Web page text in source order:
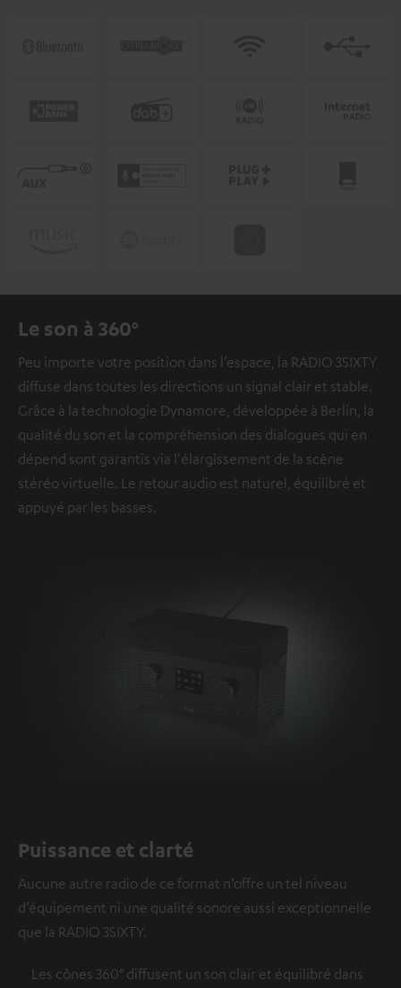
Le son à 360°
Peu importe votre position dans l’espace, la RADIO 3SIXTY
diffuse dans toutes les directions un signal clair et stable.
Grâce à la technologie Dynamore, développée à Berlin, la
qualité du son et la compréhension des dialogues qui en
dépend sont garantis via l'élargissement de la scène
stéréo virtuelle. Le retour audio est naturel, équilibré et
appuyé par les basses.
Puissance et clarté
Aucune autre radio de ce format n’offre un tel niveau
d’équipement ni une qualité sonore aussi exceptionnelle
que la RADIO 3SIXTY.
Les cônes 360° diffusent un son clair et équilibré dans